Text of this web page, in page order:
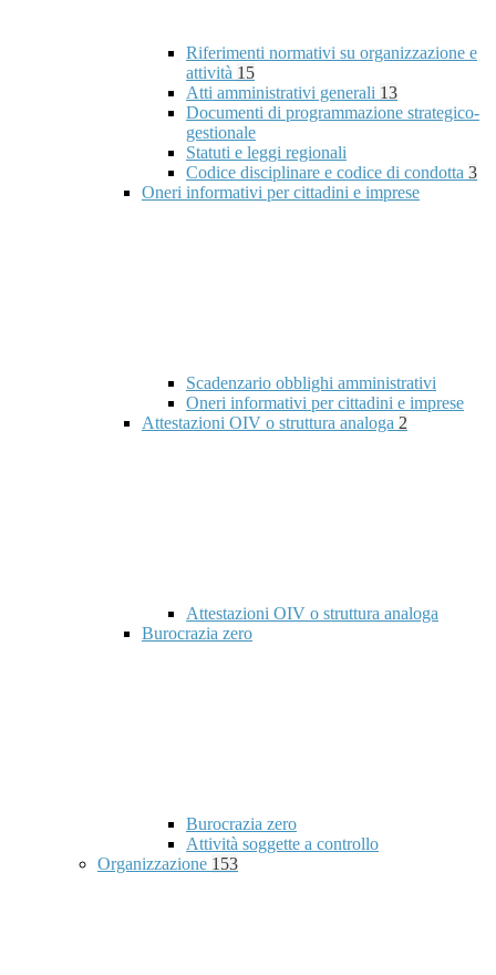
Riferimenti normativi su organizzazione e
attività 15
Atti amministrativi generali 13
Documenti di programmazione strategico-
gestionale
Statuti e leggi regionali
Codice disciplinare e codice di condotta 3
Oneri informativi per cittadini e imprese
Scadenzario obblighi amministrativi
Oneri informativi per cittadini e imprese
Attestazioni OIV o struttura analoga 2
Attestazioni OIV o struttura analoga
Burocrazia zero
Burocrazia zero
Attività soggette a controllo
Organizzazione 153